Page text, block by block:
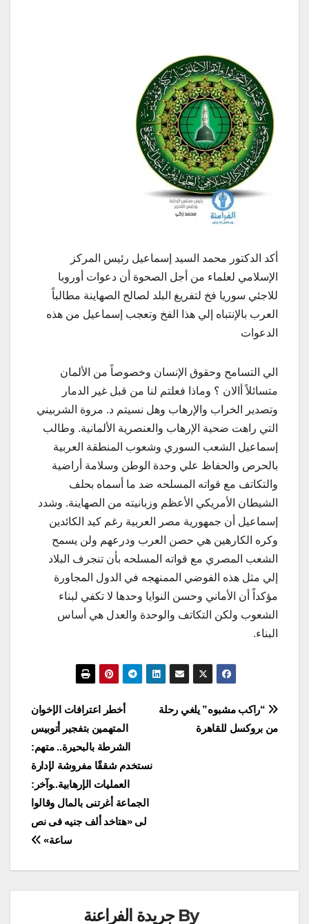
أكد الدكتور محمد السيد إسماعيل رئيس المركز
الإسلامي لعلماء من أجل الصحوة أن دعوات أوروبا
للاجئي سوريا فخ لتفريغ البلد لصالح الصهاينة مطالباً
العرب بالإنتباه إلي هذا الفخ وتعجب إسماعيل من هذه
الدعوات
الي التسامح وحقوق الإنسان وخصوصاً من الألمان
متسائلاً أالان ؟ وماذا فعلتم لنا من قبل غير الدمار
وتصدير الخراب والإرهاب وهل نسيتم د. مروة الشربيني
التي راهت ضحية الإرهاب والعنصرية الألمانية. وطالب
إسماعيل الشعب السوري وشعوب المنطقة العربية
بالحرص والحفاظ علي وحدة الوطن وسلامة أراضية
والتكاتف مع قواته المسلحه ضد ما أسماه بحلف
الشيطان الأمريكي الأعظم وزبانيته من الصهاينة. وشدد
إسماعيل أن جمهورية مصر العربية رغم كيد الكائدين
وكره الكارهين هي حصن العرب ودرعهم ولن يسمح
الشعب المصري مع قواته المسلحه بأن تنجرف البلاد
إلي مثل هذه الفوضي الممنهجه في الدول المجاورة
مؤكداً أن الأماني وحسن النوايا وحدها لا تكفي لبناء
الشعوب ولكن التكاتف والوحدة والعدل هي أساس
البناء.
تصفّح
المقالات
أخطر اعترافات الإخوان
المتهمين بتفجير أتوبيس
الشرطة بالبحيرة.. متهم:
نستخدم شققًا مفروشة لإدارة
العمليات الإرهابية..وآخر:
الجماعة أغرتنى بالمال وقالوا
لى «هتاخد ألف جنيه فى نص
ساعة»
“راكب مشبوه” يلغي رحلة
من بروكسل للقاهرة
By جريدة الفراعنة